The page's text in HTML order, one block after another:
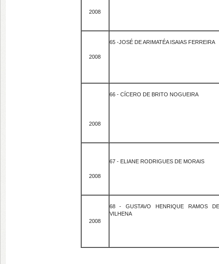
2008
2008
65 -JOSÉ DE ARIMATÉA ISAIAS FERREIRA
2008
66 - CÍCERO DE BRITO NOGUEIRA
2008
67 - ELIANE RODRIGUES DE MORAIS
2008
68 - GUSTAVO HENRIQUE RAMOS DE
VILHENA